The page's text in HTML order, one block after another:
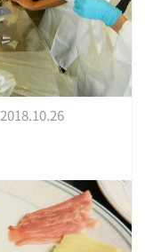
2018.10.26